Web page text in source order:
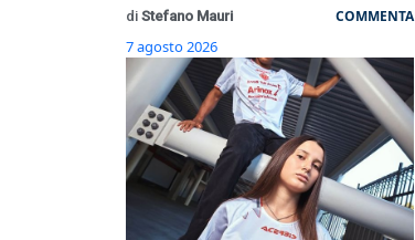
di Stefano Mauri COMMENTA
7 agosto 2026